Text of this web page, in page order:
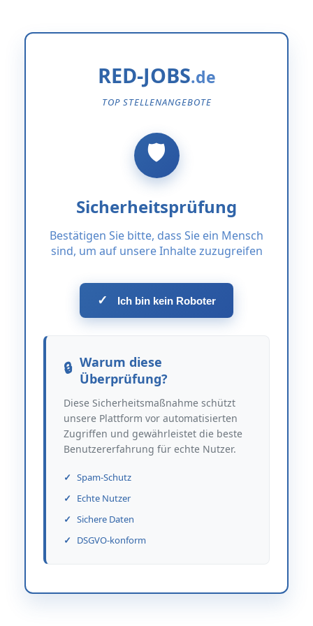
RED-JOBS
TOP STELLENANGEBOTE
Sicherheitsprüfung
Bestätigen Sie bitte, dass Sie ein Mensch
sind, um auf unsere Inhalte zuzugreifen
✓ Ich bin kein Roboter
Warum diese
Überprüfung?
Diese Sicherheitsmaßnahme schützt
unsere Plattform vor automatisierten
Zugriffen und gewährleistet die beste
Benutzererfahrung für echte Nutzer.
Spam-Schutz
Echte Nutzer
Sichere Daten
DSGVO-konform